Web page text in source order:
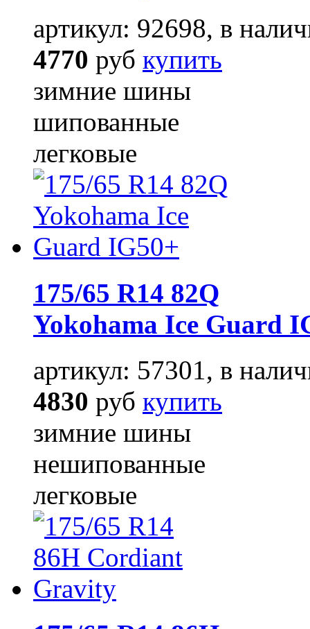
артикул: 92698, в
4770 руб купить
зимние шины
шипованные
легковые
175/65 R14 82Q
Yokohama Ice Guard
артикул: 57301, в
4830 руб купить
зимние шины
нешипованные
легковые